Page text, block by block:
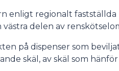
enligt regionalt
delen av
på dispenser som
skäl, av skäl som